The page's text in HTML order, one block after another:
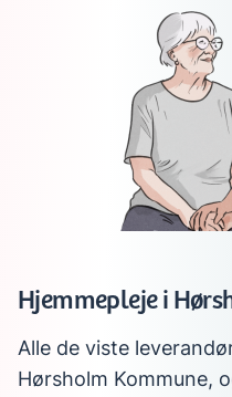
Hjemmepleje i
Alle de viste
Hørsholm Kommune,